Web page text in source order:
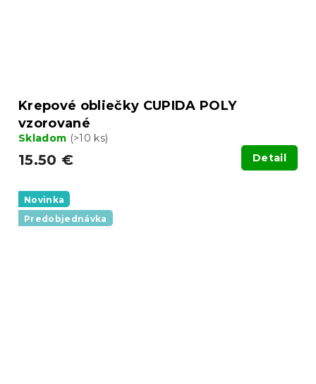
Krepové obliečky CUPIDA POLY
vzorované
Skladom (>10 ks)
15.50 € Detail
Novinka
Predobjednávka